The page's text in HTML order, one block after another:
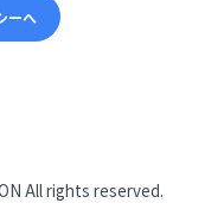
ーへ
All rights reserved.